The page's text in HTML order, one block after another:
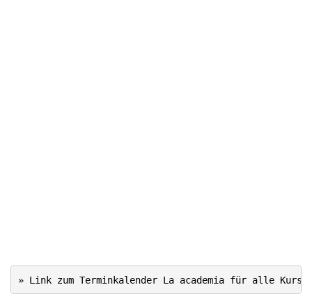
» Link zum Terminkalender La academia für alle Kurse